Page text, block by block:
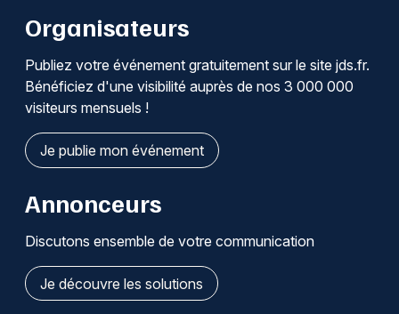
Organisateurs
Publiez votre événement gratuitement sur le site jds.fr.
Bénéficiez d'une visibilité auprès de nos 3 000 000
visiteurs mensuels !
Je publie mon événement
Annonceurs
Discutons ensemble de votre communication
Je découvre les solutions